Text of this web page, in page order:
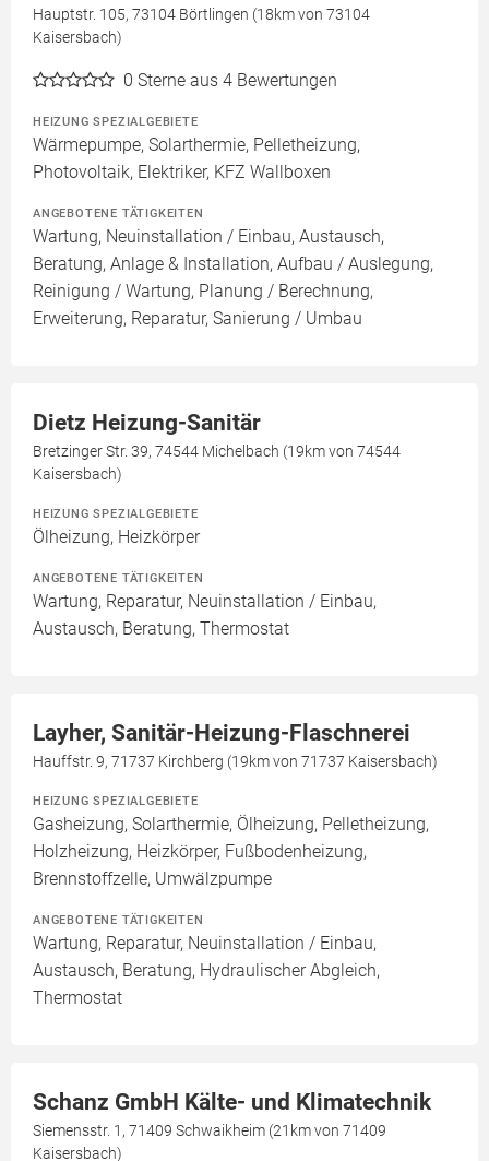
Hauptstr. 105, 73104 Börtlingen (18km von 73104
Kaisersbach)
0 Sterne aus 4 Bewertungen
HEIZUNG SPEZIALGEBIETE
Wärmepumpe, Solarthermie, Pelletheizung,
Photovoltaik, Elektriker, KFZ Wallboxen
ANGEBOTENE TÄTIGKEITEN
Wartung, Neuinstallation / Einbau, Austausch,
Beratung, Anlage & Installation, Aufbau / Auslegung,
Reinigung / Wartung, Planung / Berechnung,
Erweiterung, Reparatur, Sanierung / Umbau
Dietz Heizung-Sanitär
Bretzinger Str. 39, 74544 Michelbach (19km von 74544
Kaisersbach)
HEIZUNG SPEZIALGEBIETE
Ölheizung, Heizkörper
ANGEBOTENE TÄTIGKEITEN
Wartung, Reparatur, Neuinstallation / Einbau,
Austausch, Beratung, Thermostat
Layher, Sanitär-Heizung-Flaschnerei
Hauffstr. 9, 71737 Kirchberg (19km von 71737 Kaisersbach)
HEIZUNG SPEZIALGEBIETE
Gasheizung, Solarthermie, Ölheizung, Pelletheizung,
Holzheizung, Heizkörper, Fußbodenheizung,
Brennstoffzelle, Umwälzpumpe
ANGEBOTENE TÄTIGKEITEN
Wartung, Reparatur, Neuinstallation / Einbau,
Austausch, Beratung, Hydraulischer Abgleich,
Thermostat
Schanz GmbH Kälte- und Klimatechnik
Siemensstr. 1, 71409 Schwaikheim (21km von 71409
Kaisersbach)